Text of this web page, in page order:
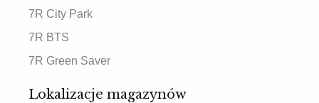
7R City Park
7R BTS
7R Green Saver
Lokalizacje magazynów